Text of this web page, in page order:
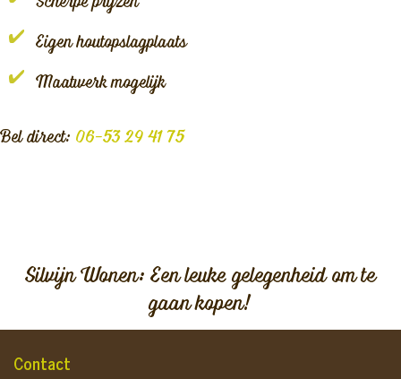
Eigen houtopslagplaats
Maatwerk mogelijk
Bel direct: 06-53 29 41 75
Silvijn Wonen: Een leuke gelegenheid om te
gaan kopen!
Contact